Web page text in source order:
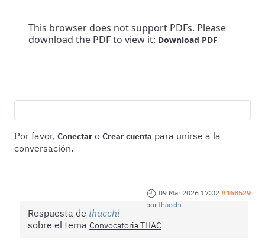
This browser does not support PDFs. Please
download the PDF to view it: Download PDF
Por favor, Conectar o Crear cuenta para unirse a la
conversación.
09 Mar 2026 17:02 #168529
porthacchi
Respuesta de thacchi
sobre el tema Convocatoria THAC